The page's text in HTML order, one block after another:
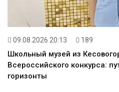
09.08.2026 20:13 189
Школьный музей из
Всероссийского конкурса:
горизонты